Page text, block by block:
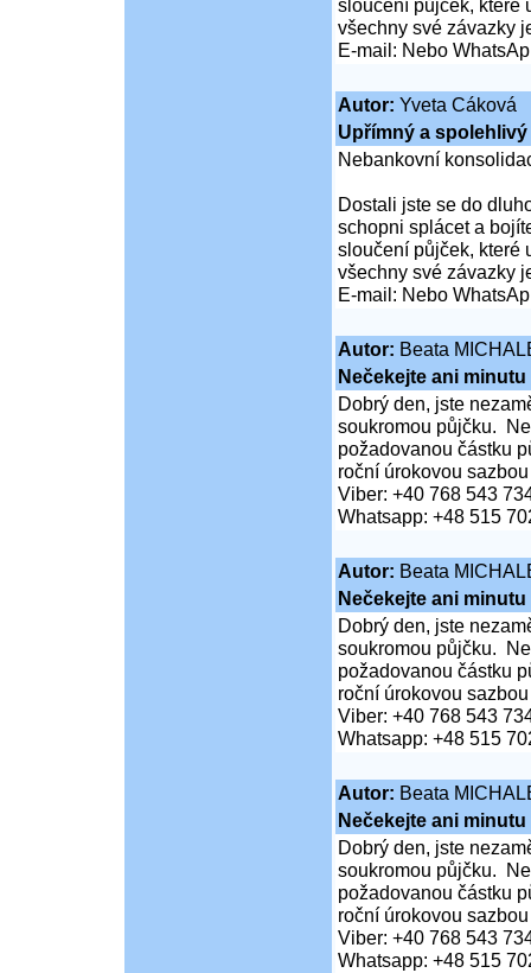
sloučení půjček, které
všechny své závazky
E-mail: Nebo
Autor: Yveta Cáková
Upřímný a
Nebankovní
Dostali jste se do
schopni splácet a
sloučení půjček, které
všechny své závazky
E-mail: Nebo
Autor: Beata
Nečekejte ani
Dobrý den, jste
soukromou půjčku.
požadovanou částku
roční úrokovou
Viber: +40 768 543
Whatsapp: +48 515
Autor: Beata
Nečekejte ani
Dobrý den, jste
soukromou půjčku.
požadovanou částku
roční úrokovou
Viber: +40 768 543
Whatsapp: +48 515
Autor: Beata
Nečekejte ani
Dobrý den, jste
soukromou půjčku.
požadovanou částku
roční úrokovou
Viber: +40 768 543
Whatsapp: +48 515